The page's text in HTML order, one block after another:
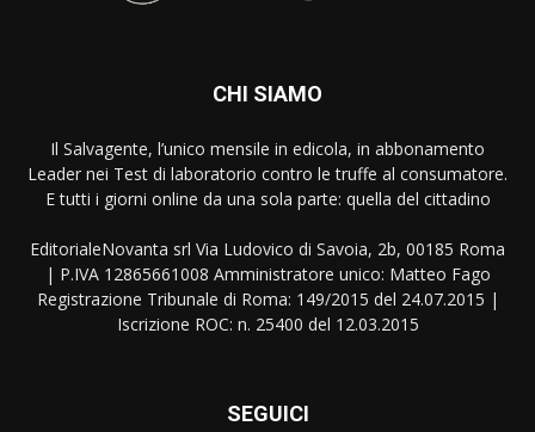
CHI SIAMO
Il Salvagente, l’unico mensile in edicola, in abbonamento
Leader nei Test di laboratorio contro le truffe al consumatore.
E tutti i giorni online da una sola parte: quella del cittadino
EditorialeNovanta srl Via Ludovico di Savoia, 2b, 00185 Roma
| P.IVA 12865661008 Amministratore unico: Matteo Fago
Registrazione Tribunale di Roma: 149/2015 del 24.07.2015 |
Iscrizione ROC: n. 25400 del 12.03.2015
SEGUICI